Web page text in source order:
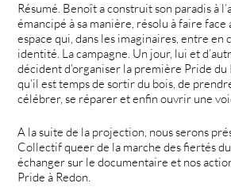
Résumé. Benoît a construit son paradis à
émancipé à sa manière, résolu à faire face
espace qui, dans les imaginaires, entre en
identité. La campagne. Un jour, lui et
décident d’organiser la première Pride
qu’il est temps de sortir du bois, de
célébrer, se réparer et enfin ouvrir une
A la suite de la projection, nous serons
Collectif queer de la marche des fiertés
échanger sur le documentaire et nos
Pride à Redon.